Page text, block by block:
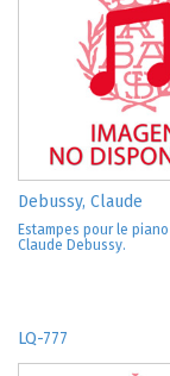
Debussy, Claude
Estampes pour le
Claude Debussy.
LQ-777